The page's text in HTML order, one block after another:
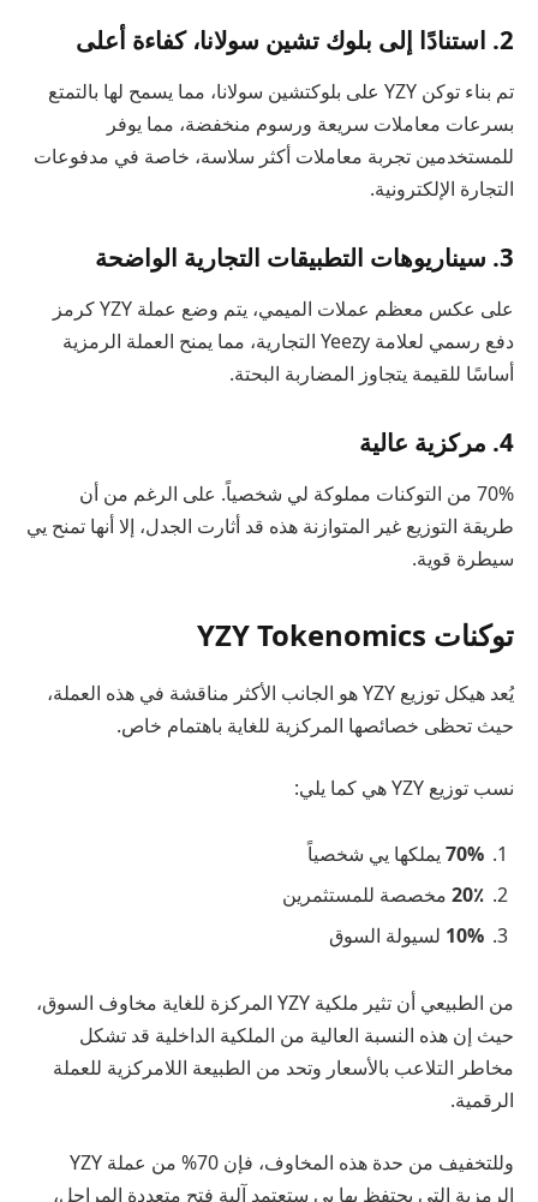
2. استنادًا إلى بلوك تشين سولانا، كفاءة أعلى
تم بناء توكن YZY على بلوكتشين سولانا، مما يسمح لها بالتمتع
بسرعات معاملات سريعة ورسوم منخفضة، مما يوفر
للمستخدمين تجربة معاملات أكثر سلاسة، خاصة في مدفوعات
التجارة الإلكترونية.
3. سيناريوهات التطبيقات التجارية الواضحة
على عكس معظم عملات الميمي، يتم وضع عملة YZY كرمز
دفع رسمي لعلامة Yeezy التجارية، مما يمنح العملة الرمزية
أساسًا للقيمة يتجاوز المضاربة البحتة.
4. مركزية عالية
70% من التوكنات مملوكة لي شخصياً. على الرغم من أن
طريقة التوزيع غير المتوازنة هذه قد أثارت الجدل، إلا أنها تمنح يي
سيطرة قوية.
توكنات YZY Tokenomics
يُعد هيكل توزيع YZY هو الجانب الأكثر مناقشة في هذه العملة،
حيث تحظى خصائصها المركزية للغاية باهتمام خاص.
نسب توزيع YZY هي كما يلي:
70%يملكها يي شخصياً
20٪ مخصصة للمستثمرين
10% لسيولة السوق
من الطبيعي أن تثير ملكية YZY المركزة للغاية مخاوف السوق،
حيث إن هذه النسبة العالية من الملكية الداخلية قد تشكل
مخاطر التلاعب بالأسعار وتحد من الطبيعة اللامركزية للعملة
الرقمية.
وللتخفيف من حدة هذه المخاوف، فإن 70% من عملة YZY
الرمزية التي يحتفظ بها يي ستعتمد آلية فتح متعددة المراحل،